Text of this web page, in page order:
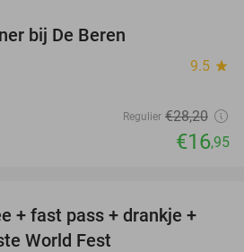
bij De Beren
9.5 star
Regulier €28,20
€16,95
56%
+ fast pass + drankje +
World Fest